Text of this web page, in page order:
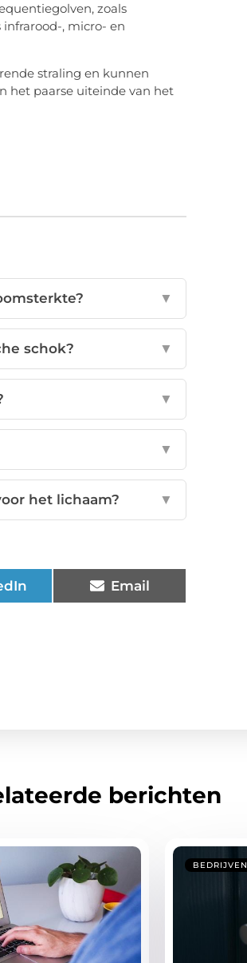
zoals
, micro- en
straling en kunnen
het paarse uiteinde van het
▼
schok? ▼
▼
▼
het lichaam? ▼
Email
berichten
BEDRIJVEN